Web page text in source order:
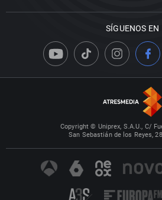
SÍGUENOS EN
Copyright © Uniprex, S.A.U., C/
San Sebastián de los Reyes,